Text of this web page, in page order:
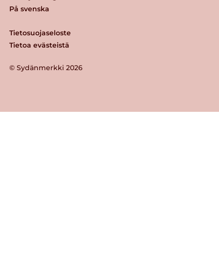
© Sydänmerkki 2026
Tietosuojaseloste
Tietoa evästeistä
På svenska